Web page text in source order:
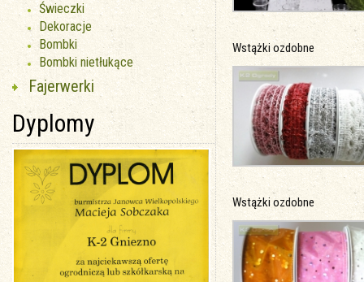
Świeczki
Dekoracje
Bombki
Bombki nietłukące
Fajerwerki
Dyplomy
Wstążki ozdobne
Wstążki ozdobne